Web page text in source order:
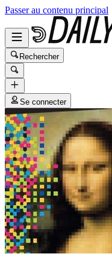
Passer au contenu principal
Rechercher
Se connecter